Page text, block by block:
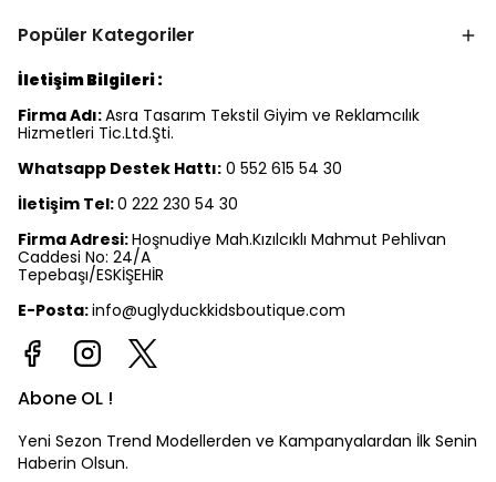
Popüler Kategoriler
İletişim Bilgileri :
Firma Adı:Asra Tasarım Tekstil Giyim ve Reklamcılık
Hizmetleri Tic.Ltd.Şti.
Whatsapp Destek Hattı: 0 552 615 54 30
İletişim Tel:0 222 230 54 30
Firma Adresi:Hoşnudiye Mah.Kızılcıklı Mahmut Pehlivan
Caddesi No: 24/A
Tepebaşı/ESKİŞEHİR
E-Posta:info@uglyduckkidsboutique.com
Abone OL !
Yeni Sezon Trend Modellerden ve Kampanyalardan İlk Senin
Haberin Olsun.